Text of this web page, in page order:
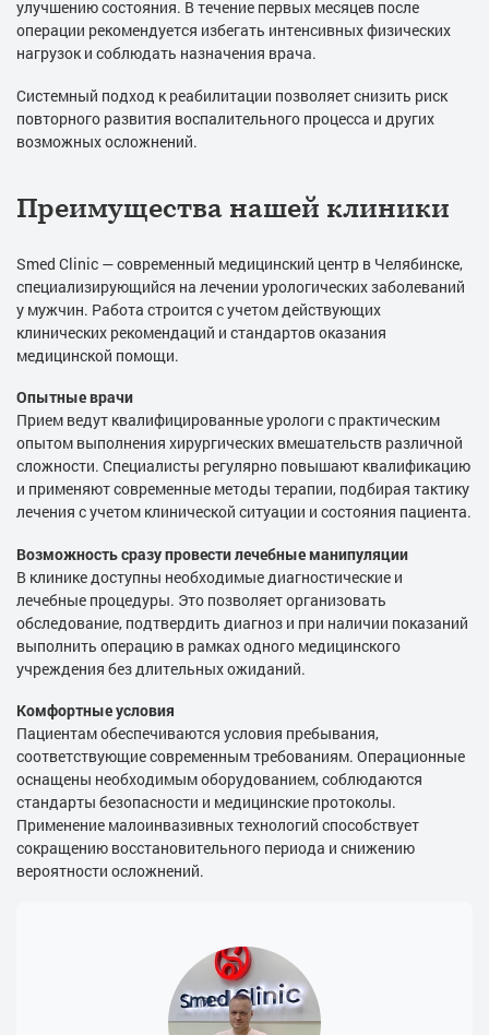
улучшению состояния. В течение первых месяцев после
операции рекомендуется избегать интенсивных физических
нагрузок и соблюдать назначения врача.
Системный подход к реабилитации позволяет снизить риск
повторного развития воспалительного процесса и других
возможных осложнений.
Преимущества нашей клиники
Smed Clinic — современный медицинский центр в Челябинске,
специализирующийся на лечении урологических заболеваний
у мужчин. Работа строится с учетом действующих
клинических рекомендаций и стандартов оказания
медицинской помощи.
Опытные врачи
Прием ведут квалифицированные урологи с практическим
опытом выполнения хирургических вмешательств различной
сложности. Специалисты регулярно повышают квалификацию
и применяют современные методы терапии, подбирая тактику
лечения с учетом клинической ситуации и состояния пациента.
Возможность сразу провести лечебные манипуляции
В клинике доступны необходимые диагностические и
лечебные процедуры. Это позволяет организовать
обследование, подтвердить диагноз и при наличии показаний
выполнить операцию в рамках одного медицинского
учреждения без длительных ожиданий.
Комфортные условия
Пациентам обеспечиваются условия пребывания,
соответствующие современным требованиям. Операционные
оснащены необходимым оборудованием, соблюдаются
стандарты безопасности и медицинские протоколы.
Применение малоинвазивных технологий способствует
сокращению восстановительного периода и снижению
вероятности осложнений.